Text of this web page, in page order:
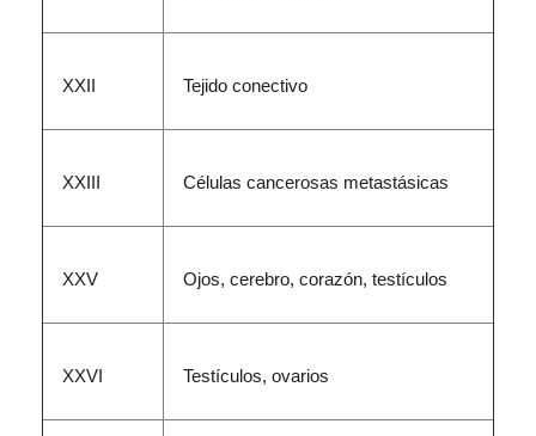
XXII Tejido conectivo
XXIII Células cancerosas metastásicas
XXV Ojos, cerebro, corazón, testículos
XXVI Testículos, ovarios